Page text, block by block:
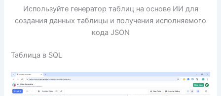
Используйте генератор таблиц на основе ИИ для
создания данных таблицы и получения исполняемого
кода JSON
Таблица в SQL